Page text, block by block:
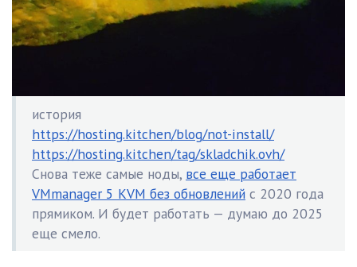
история
https://hosting.kitchen/blog/not-install/
https://hosting.kitchen/tag/skladchik.ovh/
Снова теже самые ноды, все еще работает
VMmanager 5 KVM без обновлений с 2020 года
прямиком. И будет работать — думаю до 2025
еще смело.